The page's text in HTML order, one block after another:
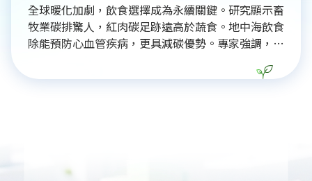
全球暖化加劇，飲食選擇成為永續關鍵。研究顯示畜
牧業碳排驚人，紅肉碳足跡遠高於蔬食。地中海飲食
除能預防心血管疾病，更具減碳優勢。專家強調，永
「台灣版地中海飲食」，利用市場平價食材打造健康